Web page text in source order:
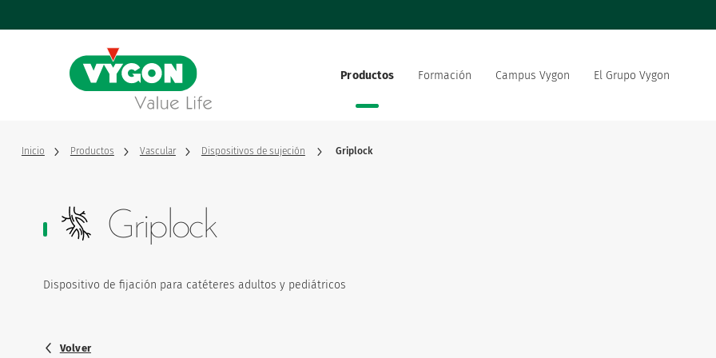
Productos
Vascular
Nervioso
Respiratorio
Formación Campus Vygon El Grupo Vygon
Value life, nuestros valores Vygon en el mundo Nuestra oferta
Dirección y cifras clave
Inicio Productos Vascular Dispositivos de sujeción Griplock
Griplock
Dispositivo de fijación para catéteres adultos y pediátricos
Volver